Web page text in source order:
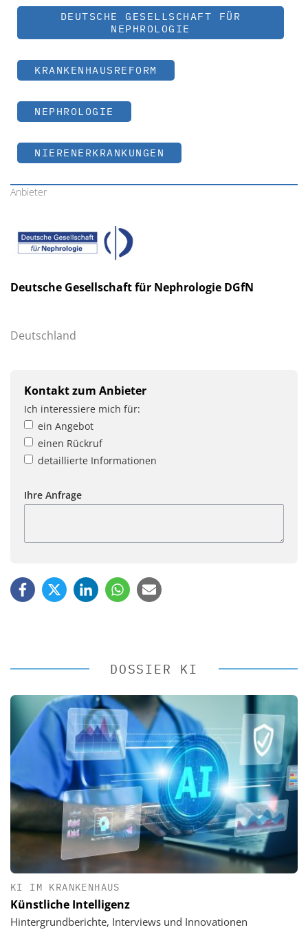
DEUTSCHE GESELLSCHAFT FÜR
NEPHROLOGIE
KRANKENHAUSREFORM
NEPHROLOGIE
NIERENERKRANKUNGEN
Anbieter
Deutsche Gesellschaft für Nephrologie DGfN
Deutschland
Kontakt zum Anbieter
Ich interessiere mich für:
ein Angebot
einen Rückruf
detaillierte Informationen
Ihre Anfrage
DOSSIER KI
KI IM KRANKENHAUS
Künstliche Intelligenz
Hintergrundberichte, Interviews und Innovationen